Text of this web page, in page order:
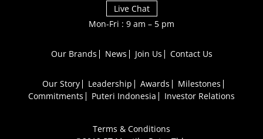
Live Chat
Mon-Fri : 9 am – 5 pm
Our Brands News Join Us Contact Us
Our Story Leadership Awards
Milestones
Commitments
Puteri Indonesia Investor Relations
Terms & Conditions